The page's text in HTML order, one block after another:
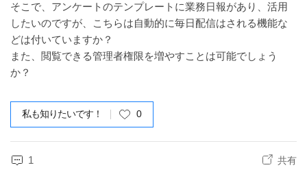
そこで、アンケートのテンプレートに業務日報があり、活用
したいのですが、こちらは自動的に毎日配信はされる機能な
どは付いていますか？
また、閲覧できる管理者権限を増やすことは可能でしょう
か？
私も知りたいです！ 0
1 共有